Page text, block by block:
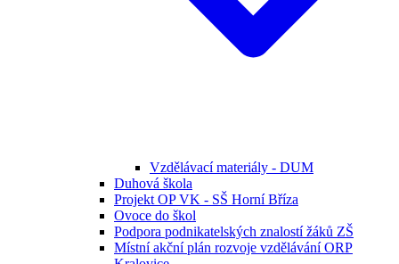
Vzdělávací materiály - DUM
Duhová škola
Projekt OP VK - SŠ Horní Bříza
Ovoce do škol
Podpora podnikatelských znalostí žáků ZŠ
Místní akční plán rozvoje vzdělávání ORP